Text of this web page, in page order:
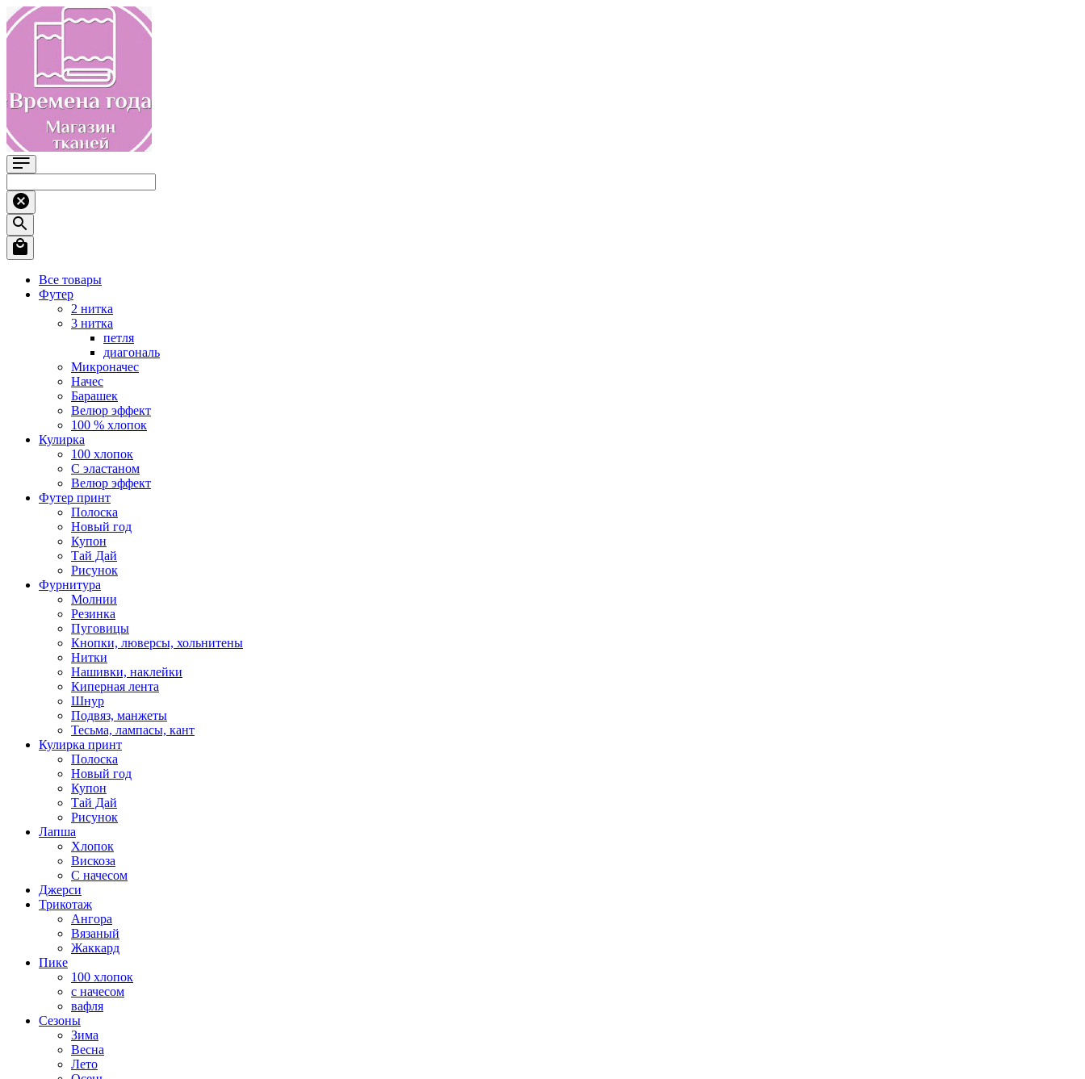
Все товары
Футер
2 нитка
3 нитка
петля
диагональ
Микроначес
Начес
Барашек
Велюр эффект
100 % хлопок
Кулирка
100 хлопок
С эластаном
Велюр эффект
Футер принт
Полоска
Новый год
Купон
Тай Дай
Рисунок
Фурнитура
Молнии
Резинка
Пуговицы
Кнопки, люверсы, хольнитены
Нитки
Нашивки, наклейки
Киперная лента
Шнур
Подвяз, манжеты
Тесьма, лампасы, кант
Кулирка принт
Полоска
Новый год
Купон
Тай Дай
Рисунок
Лапша
Хлопок
Вискоза
С начесом
Джерси
Трикотаж
Ангора
Вязаный
Жаккард
Пике
100 хлопок
с начесом
вафля
Сезоны
Зима
Весна
Лето